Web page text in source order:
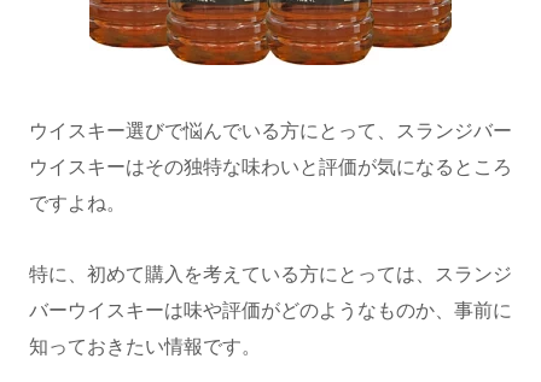
ウイスキー選びで悩んでいる方にとって、スランジバー
ウイスキーはその独特な味わいと評価が気になるところ
ですよね。
特に、初めて購入を考えている方にとっては、スランジ
バーウイスキーは味や評価がどのようなものか、事前に
知っておきたい情報です。